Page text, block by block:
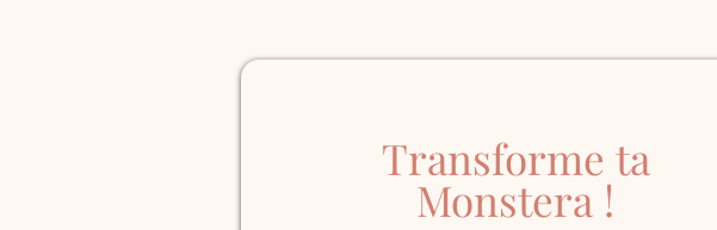
Transforme ta
Monstera !